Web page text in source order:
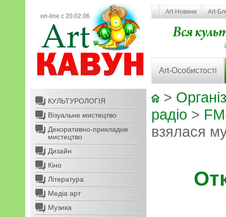
on-line с 20.02.06
Art-Новини Art-
Art-Особистості
КУЛЬТУРОЛОГІЯ
Візуальне мистецтво
Декоративно-прикладне
мистецтво
Дизайн
Кіно
Література
Медіа арт
Музика
>
радіо >
взялася